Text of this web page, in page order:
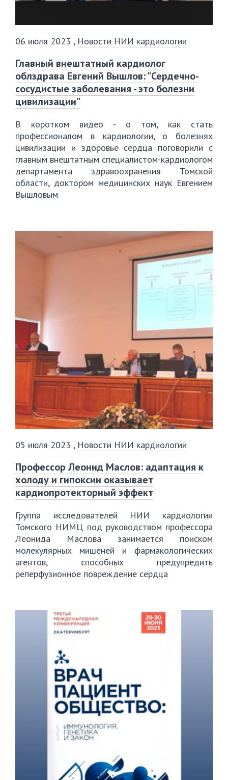
06 июля 2023 , Новости НИИ кардиологии
Главный внештатный кардиолог
облздрава Евгений Вышлов: "Сердечно-
сосудистые заболевания - это болезни
цивилизации"
В коротком видео - о том, как стать
профессионалом в кардиологии, о болезнях
цивилизации и здоровье сердца поговорили с
главным внештатным специалистом-кардиологом
департамента здравоохранения Томской
области, доктором медицинских наук Евгением
Вышловым
05 июля 2023 , Новости НИИ кардиологии
Профессор Леонид Маслов: адаптация к
холоду и гипоксии оказывает
кардиопротекторный эффект
Группа исследователей НИИ кардиологии
Томского НИМЦ под руководством профессора
Леонида Маслова занимается поиском
молекулярных мишеней и фармакологических
агентов, способных предупредить
реперфузионное повреждение сердца